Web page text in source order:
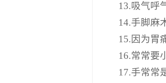
13.吸气呼
14.手脚麻
15.因为胃
16.常常要
17.手常常